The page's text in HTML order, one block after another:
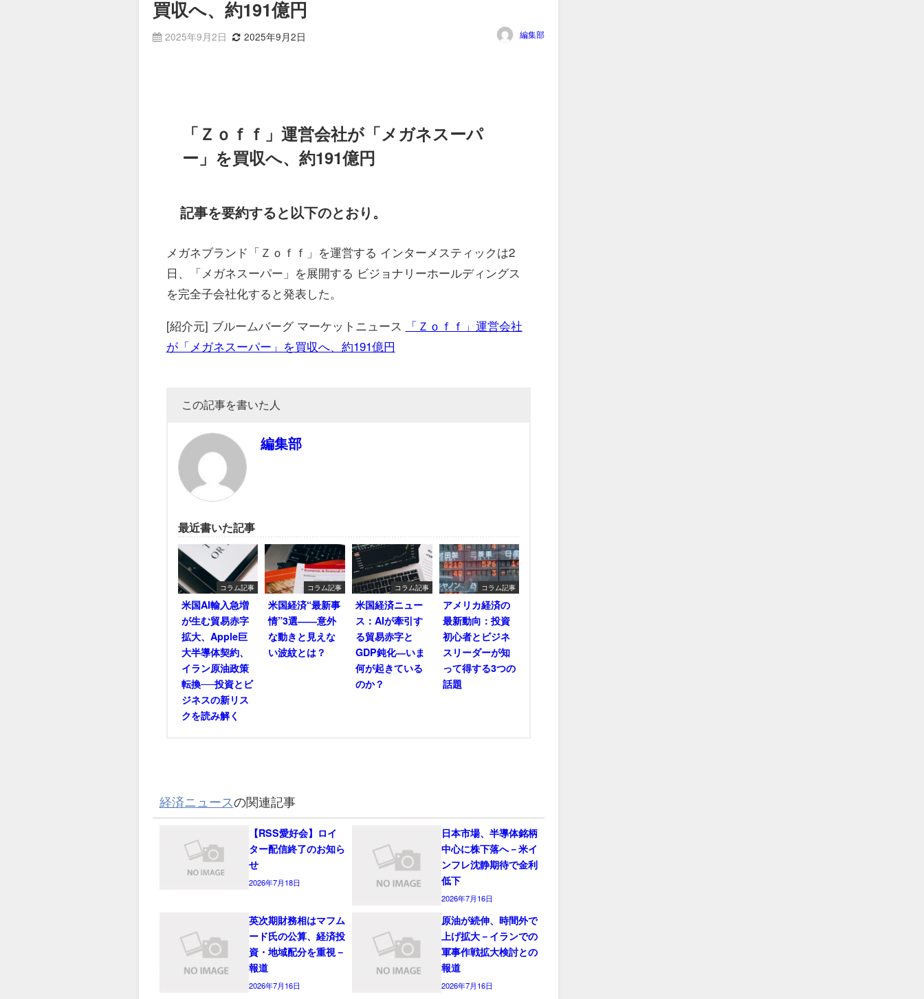
買収へ、約191億円
2025年9月2日 2025年9月2日 編集部
「Ｚｏｆｆ」運営会社が「メガネスーパ
ー」を買収へ、約191億円
記事を要約すると以下のとおり。
メガネブランド「Ｚｏｆｆ」を運営する インターメスティックは2
日、「メガネスーパー」を展開する ビジョナリーホールディングス
を完全子会社化すると発表した。
[紹介元] ブルームバーグ マーケットニュース
「Ｚｏｆｆ」運営会社
が「メガネスーパー」を買収へ、約191億円
この記事を書いた人
編集部
最近書いた記事
コラム記事
米国AI輸入急増
が生む貿易赤字
拡大、Apple巨
大半導体契約、
イラン原油政策
転換──投資とビ
ジネスの新リス
クを読み解く
コラム記事
米国経済“最新事
情”3選――意外
な動きと見えな
い波紋とは？
コラム記事
米国経済ニュー
ス：AIが牽引す
る貿易赤字と
GDP鈍化―いま
何が起きている
のか？
コラム記事
アメリカ経済の
最新動向：投資
初心者とビジネ
スリーダーが知
って得する3つの
話題
経済ニュースの関連記事
【RSS愛好会】ロイ
ター配信終了のお知ら
せ
2026年7月18日
日本市場、半導体銘柄
中心に株下落へ－米イ
ンフレ沈静期待で金利
低下
2026年7月16日
英次期財務相はマフム
ード氏の公算、経済投
資・地域配分を重視－
報道
2026年7月16日
原油が続伸、時間外で
上げ拡大－イランでの
軍事作戦拡大検討との
報道
2026年7月16日